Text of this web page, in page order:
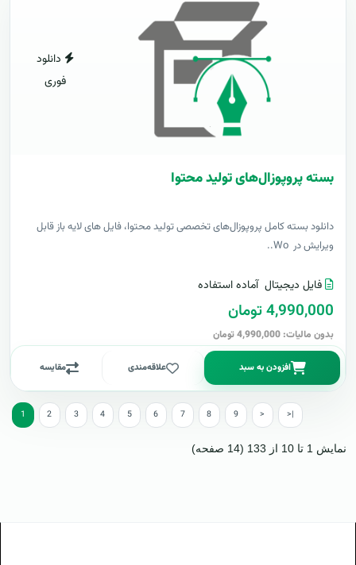
دانلود
فوری
بسته پروپوزال‌های تولید محتوا
دانلود بسته کامل پروپوزال‌های تخصصی تولید محتوا، فایل های لایه باز قابل
ویرایش در Wo..
فایل دیجیتال آماده استفاده
4,990,000 تومان
بدون مالیات: 4,990,000 تومان
افزودن به سبد علاقه‌مندی مقایسه
1 2 3 4 5 6 7 8 9 > >|
نمایش 1 تا 10 از 133 (14 صفحه)